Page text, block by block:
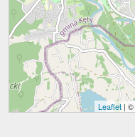
Leaflet | ©